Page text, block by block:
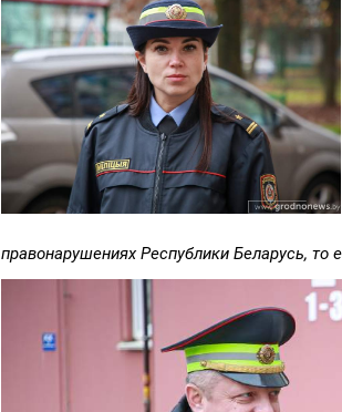
правонарушениях Республики Беларусь, то